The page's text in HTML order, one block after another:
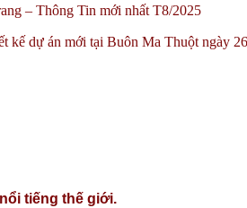
– Thông Tin mới nhất T8/2025
kế dự án mới tại Buôn Ma Thuột ngày
tiếng thế giới.